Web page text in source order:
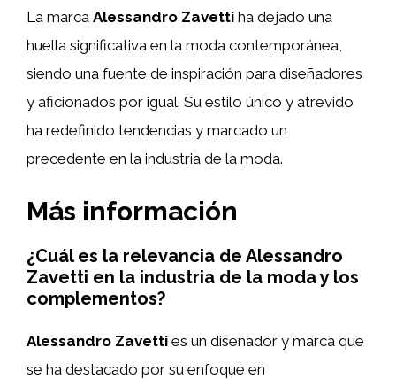
La marca Alessandro Zavetti ha dejado una
huella significativa en la moda contemporánea,
siendo una fuente de inspiración para diseñadores
y aficionados por igual. Su estilo único y atrevido
ha redefinido tendencias y marcado un
precedente en la industria de la moda.
Más información
¿Cuál es la relevancia de Alessandro
Zavetti en la industria de la moda y los
complementos?
Alessandro Zavetti es un diseñador y marca que
se ha destacado por su enfoque en